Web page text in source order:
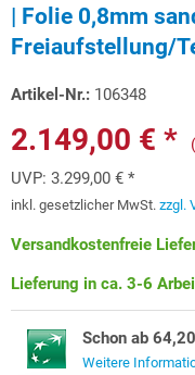
| Folie 0,8mm
Freiaufstellung/
Artikel-Nr.: 106348
2.149,00 € *
UVP: 3.299,00 € *
inkl. gesetzlicher MwSt. zzgl.
Versandkostenfreie
Lieferung in ca. 3-6
Schon ab
Weitere